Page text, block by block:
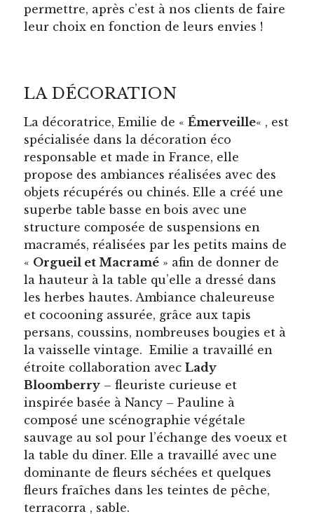
permettre, après c’est à nos clients de faire
leur choix en fonction de leurs envies !
LA DÉCORATION
La décoratrice, Emilie de «Émerveille« , est
spécialisée dans la décoration éco
responsable et made in France, elle
propose des ambiances réalisées avec des
objets récupérés ou chinés. Elle a créé une
superbe table basse en bois avec une
structure composée de suspensions en
macramés, réalisées par les petits mains de
« Orgueil et Macramé » afin de donner de
la hauteur à la table qu’elle a dressé dans
les herbes hautes. Ambiance chaleureuse
et cocooning assurée, grâce aux tapis
persans, coussins, nombreuses bougies et à
la vaisselle vintage. Emilie a travaillé en
étroite collaboration avecLady
Bloomberry – fleuriste curieuse et
inspirée basée à Nancy – Pauline à
composé une scénographie végétale
sauvage au sol pour l’échange des voeux et
la table du dîner. Elle a travaillé avec une
dominante de fleurs séchées et quelques
fleurs fraîches dans les teintes de pêche,
terracorra , sable.